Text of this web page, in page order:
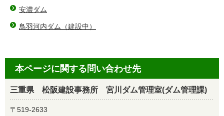
安濃ダム
鳥羽河内ダム（建設中）
本ページに関する問い合わせ先
三重県 松阪建設事務所 宮川ダム管理室(ダム管理課)
〒519-2633